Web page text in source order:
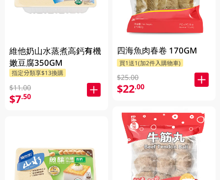
維他奶山水蒸煮高鈣有機
嫩豆腐350GM
指定分類享$13換購
$11.00
$7.50
四海魚肉春卷 170GM
買1送1(加2件入購物車)
$25.00
$22.00